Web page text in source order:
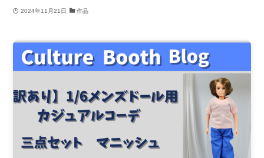
2024年11月21日 作品